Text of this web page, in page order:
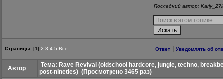
Последний автор:
Страницы: [1] 2 3 4 5 Все Ответ Уведомлять об
Автор
Тема: Rave Revival (oldschool hardcore, jungle, techno,
post-nineties) (Просмотрено 3465 раз)